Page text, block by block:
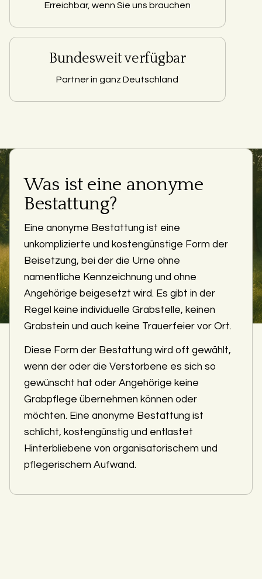
Erreichbar, wenn Sie uns brauchen
Bundesweit verfügbar
Partner in ganz Deutschland
Was ist eine anonyme
Bestattung?
Eine anonyme Bestattung ist eine
unkomplizierte und kostengünstige Form der
Beisetzung, bei der die Urne ohne
namentliche Kennzeichnung und ohne
Angehörige beigesetzt wird. Es gibt in der
Regel keine individuelle Grabstelle, keinen
Grabstein und auch keine Trauerfeier vor Ort.
Diese Form der Bestattung wird oft gewählt,
wenn der oder die Verstorbene es sich so
gewünscht hat oder Angehörige keine
Grabpflege übernehmen können oder
möchten. Eine anonyme Bestattung ist
schlicht, kostengünstig und entlastet
Hinterbliebene von organisatorischem und
pflegerischem Aufwand.